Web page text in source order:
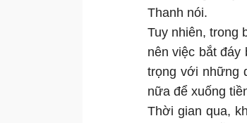
Thanh nói.
Tuy nhiên, trong
nên việc bắt đáy
trọng với những
nữa để xuống
Thời gian qua,